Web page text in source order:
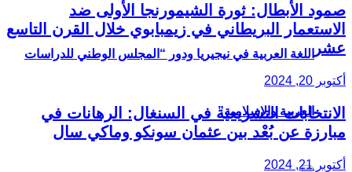
اللغة العربية في نيجيريا ودور “المجلس الوطني للدراسات
العربية والإسلامية”
صمود الأبطال: ثورة الشيمورنجا الأولى ضد
الاستعمار البريطاني في زيمبابوي خلال القرن التاسع
عشر
أكتوبر 20, 2024
الانتخابات التشريعية في السنغال: الرهانات في
مبارزة عن بُعْد بين عثمان سونكو وماكي سال
أكتوبر 21, 2024